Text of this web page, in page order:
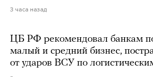
3 часа назад
ЦБ РФ рекомендовал банкам
малый и средний бизнес,
от ударов ВСУ по